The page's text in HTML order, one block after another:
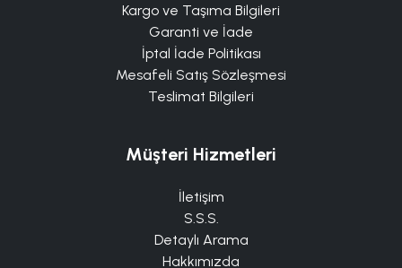
Kargo ve Taşıma Bilgileri
Garanti ve İade
İptal İade Politikası
Mesafeli Satış Sözleşmesi
Teslimat Bilgileri
Müşteri Hizmetleri
İletişim
S.S.S.
Detaylı Arama
Hakkımızda